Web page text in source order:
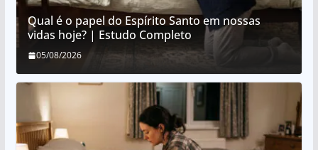
Qual é o papel do Espírito Santo em nossas
vidas hoje? | Estudo Completo
05/08/2026